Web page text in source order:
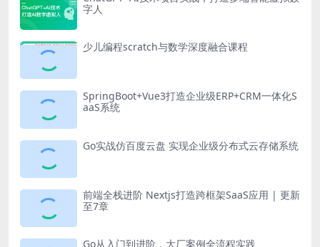
字人
少儿编程scratch与数学深度融合课程
SpringBoot+Vue3打造企业级ERP+CRM一体化S
aaS系统
Go实战仿百度云盘 实现企业级分布式云存储系统
前端全栈进阶 Nextjs打造跨框架SaaS应用 | 更新
至7章
Go从入门到进阶，大厂案例全流程实践